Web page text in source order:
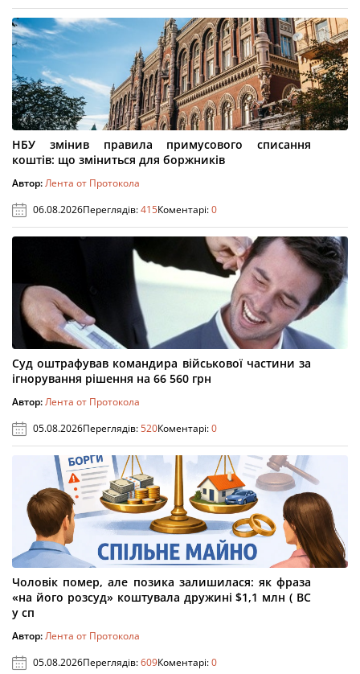
НБУ змінив правила примусового списання
коштів: що зміниться для боржників
Автор:Лента от Протокола
06.08.2026Переглядів:415Коментарі:0
Суд оштрафував командира військової частини за
ігнорування рішення на 66 560 грн
Автор:Лента от Протокола
05.08.2026Переглядів:520Коментарі:0
Чоловік помер, але позика залишилася: як фраза
«на його розсуд» коштувала дружині $1,1 млн ( ВС
у сп
Автор:Лента от Протокола
05.08.2026Переглядів:609Коментарі:0